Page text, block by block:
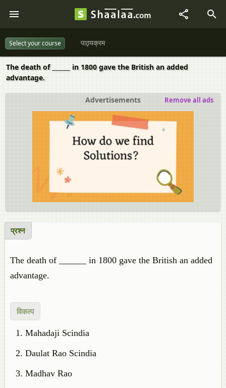
Select your course पाठ्यक्रम
The death of ______ in 1800 gave the British an added
advantage.
Advertisements Remove all ads
प्रश्न
The death of ______ in 1800 gave the British an added
advantage.
विकल्प
Mahadaji Scindia
Daulat Rao Scindia
Madhav Rao